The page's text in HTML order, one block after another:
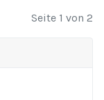
Seite 1 von 2